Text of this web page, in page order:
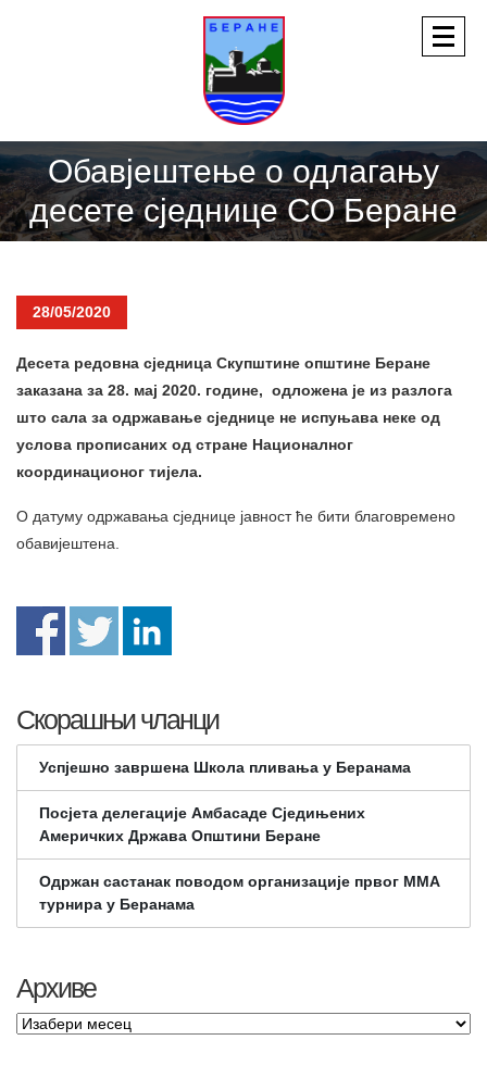
Обавјештење о одлагању
десете сједнице СО Беране
28/05/2020
Десета редовна сједница Скупштине општине Беране
заказана за 28. мај 2020. године, одложена је из разлога
што сала за одржавање сједнице не испуњава неке од
услова прописаних од стране Националног
координационог тијела.
О датуму одржавања сједнице јавност ће бити благовремено
обавијештена.
Скорашњи чланци
Успјешно завршена Школа пливања у Беранама
Посјета делегације Амбасаде Сједињених
Америчких Држава Општини Беране
Одржан састанак поводом организације првог ММА
турнира у Беранама
Архиве